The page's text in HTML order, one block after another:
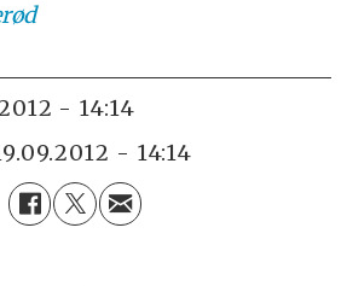
- 14:14
19.09.2012 - 14:14